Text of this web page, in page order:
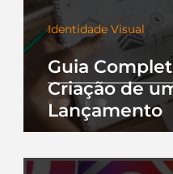
Guia
Criação de
Lançamento
Identidade Visual